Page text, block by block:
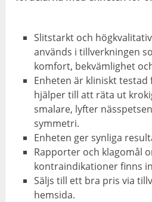
Slitstarkt och
används i tillverkningen
komfort, bekvämlighet
Enheten är kliniskt
hjälper till att räta ut
smalare, lyfter
symmetri.
Enheten ger synliga
Rapporter och klagomål
kontraindikationer finns
Säljs till ett bra pris via
hemsida.